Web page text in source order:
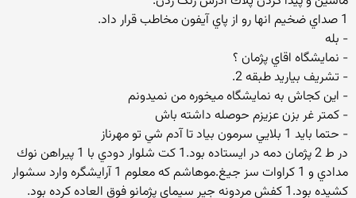
1 صداي ضخيم انها رو از پاي آيفون مخاطب قرار داد.
- بله
- نمايشگاه اقاي پژمان ؟
- تشريف بياريد طبقه 2.
- اين كجاش به نمايشگاه ميخوره من نميدونم
- كمتر غر بزن عزيزم حوصله داشته باش
- حتما بايد 1 بلايي سرمون بياد تا آدم شي تو مهرناز
در ط 2 پژمان دمه در ايستاده بود.1 كت شلوار دودي با 1 پيراهن نوك
مدادي و 1 كراوات سز جيغ.موهاشم كه معلوم 1 آرايشگره وارد سشوار
كشيده بود.1 كفش مردونه جير سيماي پژمانو فوق العاده كرده بود.